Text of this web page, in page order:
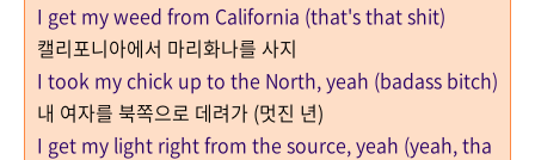
I get my weed from California (that's that shit)
캘리포니아에서 마리화나를 사지
I took my chick up to the North, yeah (badass bitch)
내 여자를 북쪽으로 데려가 (멋진 년)
I get my light right from the source, yeah (yeah, tha